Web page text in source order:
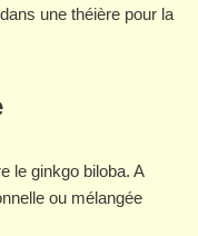
une théière pour la
le ginkgo biloba. A
ou mélangée